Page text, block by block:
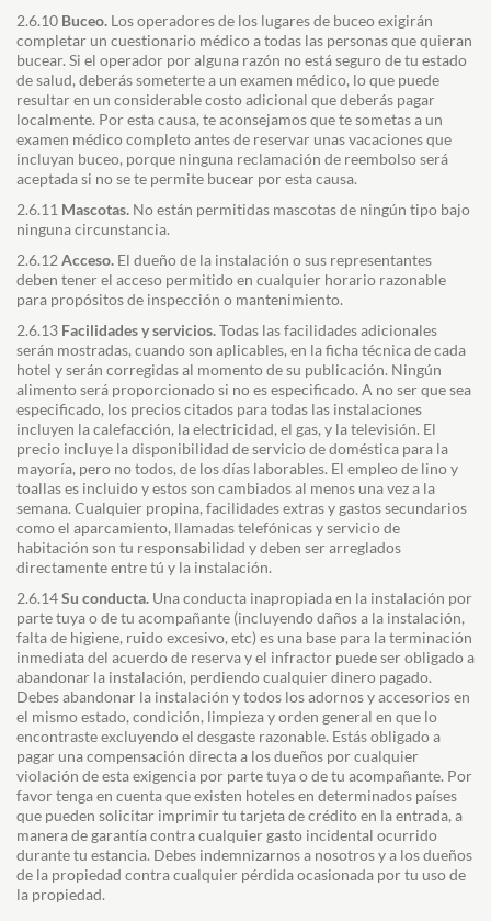
2.6.10 Buceo. Los operadores de los lugares de buceo exigirán
completar un cuestionario médico a todas las personas que quieran
bucear. Si el operador por alguna razón no está seguro de tu estado
de salud, deberás someterte a un examen médico, lo que puede
resultar en un considerable costo adicional que deberás pagar
localmente. Por esta causa, te aconsejamos que te sometas a un
examen médico completo antes de reservar unas vacaciones que
incluyan buceo, porque ninguna reclamación de reembolso será
aceptada si no se te permite bucear por esta causa.
2.6.11 Mascotas. No están permitidas mascotas de ningún tipo bajo
ninguna circunstancia.
2.6.12 Acceso. El dueño de la instalación o sus representantes
deben tener el acceso permitido en cualquier horario razonable
para propósitos de inspección o mantenimiento.
2.6.13 Facilidades y servicios.Todas las facilidades adicionales
serán mostradas, cuando son aplicables, en la ficha técnica de cada
hotel y serán corregidas al momento de su publicación. Ningún
alimento será proporcionado si no es especificado. A no ser que sea
especificado, los precios citados para todas las instalaciones
incluyen la calefacción, la electricidad, el gas, y la televisión. El
precio incluye la disponibilidad de servicio de doméstica para la
mayoría, pero no todos, de los días laborables. El empleo de lino y
toallas es incluido y estos son cambiados al menos una vez a la
semana. Cualquier propina, facilidades extras y gastos secundarios
como el aparcamiento, llamadas telefónicas y servicio de
habitación son tu responsabilidad y deben ser arreglados
directamente entre tú y la instalación.
2.6.14Su conducta. Una conducta inapropiada en la instalación por
parte tuya o de tu acompañante (incluyendo daños a la instalación,
falta de higiene, ruido excesivo, etc) es una base para la terminación
inmediata del acuerdo de reserva y el infractor puede ser obligado a
abandonar la instalación, perdiendo cualquier dinero pagado.
Debes abandonar la instalación y todos los adornos y accesorios en
el mismo estado, condición, limpieza y orden general en que lo
encontraste excluyendo el desgaste razonable. Estás obligado a
pagar una compensación directa a los dueños por cualquier
violación de esta exigencia por parte tuya o de tu acompañante. Por
favor tenga en cuenta que existen hoteles en determinados países
que pueden solicitar imprimir tu tarjeta de crédito en la entrada, a
manera de garantía contra cualquier gasto incidental ocurrido
durante tu estancia. Debes indemnizarnos a nosotros y a los dueños
de la propiedad contra cualquier pérdida ocasionada por tu uso de
la propiedad.